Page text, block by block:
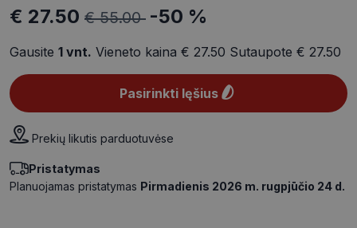
€ 27.50 € 55.00 -50 %
Gausite 1 vnt. Vieneto kaina € 27.50 Sutaupote € 27.50
Pasirinkti lęšius
Prekių likutis parduotuvėse
Pristatymas
Planuojamas pristatymas Pirmadienis 2026 m. rugpjūčio 24 d.